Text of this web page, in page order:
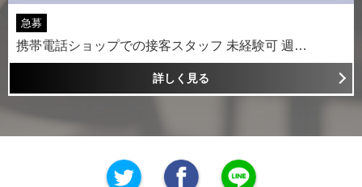
急募
携帯電話ショップでの接客スタッフ 未経験可 週…
詳しく見る